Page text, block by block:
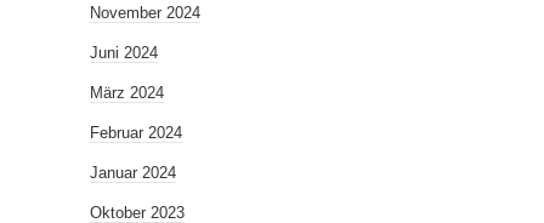
November 2024
Juni 2024
März 2024
Februar 2024
Januar 2024
Oktober 2023